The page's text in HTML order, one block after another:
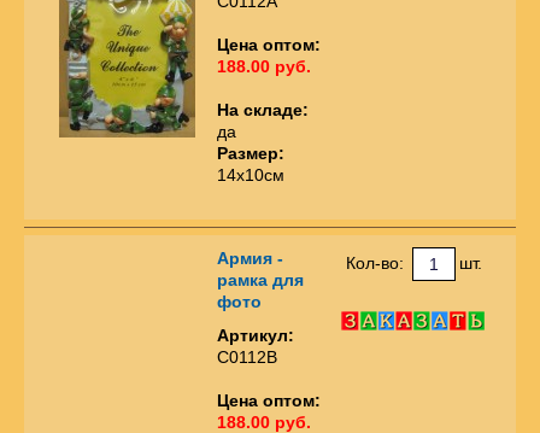
Цена оптом:
188.00 руб.
На складе:
да
Размер:
14х10см
Армия -
рамка для
фото
Артикул:
С0112В
Цена оптом:
188.00 руб.
Кол-во: шт.